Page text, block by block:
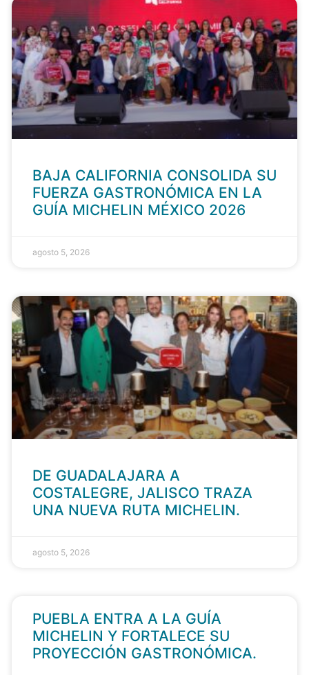
BAJA CALIFORNIA CONSOLIDA SU
FUERZA GASTRONÓMICA EN LA
GUÍA MICHELIN MÉXICO 2026
agosto 5, 2026
DE GUADALAJARA A
COSTALEGRE, JALISCO TRAZA
UNA NUEVA RUTA MICHELIN.
agosto 5, 2026
PUEBLA ENTRA A LA GUÍA
MICHELIN Y FORTALECE SU
PROYECCIÓN GASTRONÓMICA.